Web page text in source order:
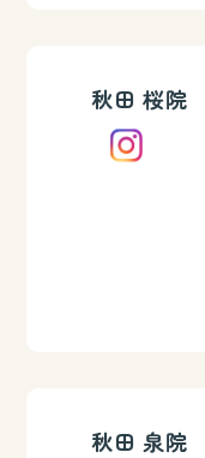
秋田 桜院
秋田 泉院